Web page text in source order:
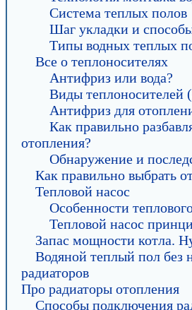
Система теплых полов
Шаг укладки и
Типы водных теплых
Все о теплоносителях
Антифриз или вода?
Виды теплоносителей
Антифриз для
Как правильно
отопления?
Обнаружение и
Как правильно выбрать
Тепловой насос
Особенности
Тепловой насос
Запас мощности котла.
Водяной теплый пол без
радиаторов
Про радиаторы отопления
Способы подключения